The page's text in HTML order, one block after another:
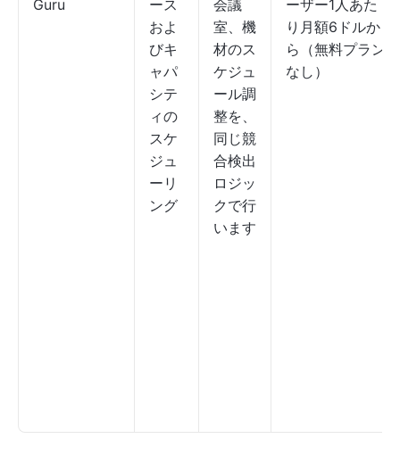
Guru
ース
およ
びキ
ャパ
シテ
ィの
スケ
ジュ
ーリ
ング
会議
室、機
材のス
ケジュ
ール調
整を、
同じ競
合検出
ロジッ
クで行
います
ーザー1人あた
り月額6ドルか
ら（無料プラン
なし）